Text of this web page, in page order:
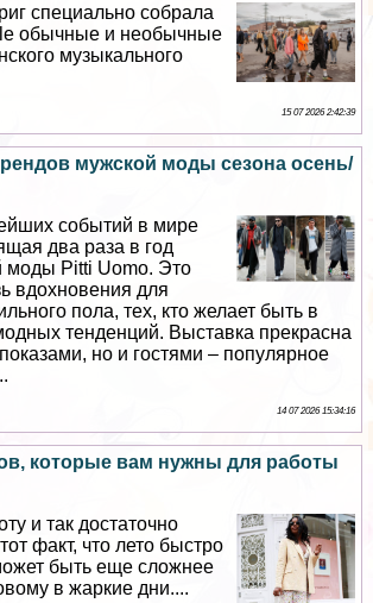
специально собрала
обычные и необычные
музыкального
15 07 2026 2:42:39
мужской моды сезона осень/
событий в мире
два раза в год
моды Pitti Uomo. Это
вдохновения для
пола, тех, кто желает быть в
тенденций. Выставка прекрасна
но и гостями – популярное
14 07 2026 15:34:16
которые вам нужны для работы
и так достаточно
факт, что лето быстро
быть еще сложнее
в жаркие дни....